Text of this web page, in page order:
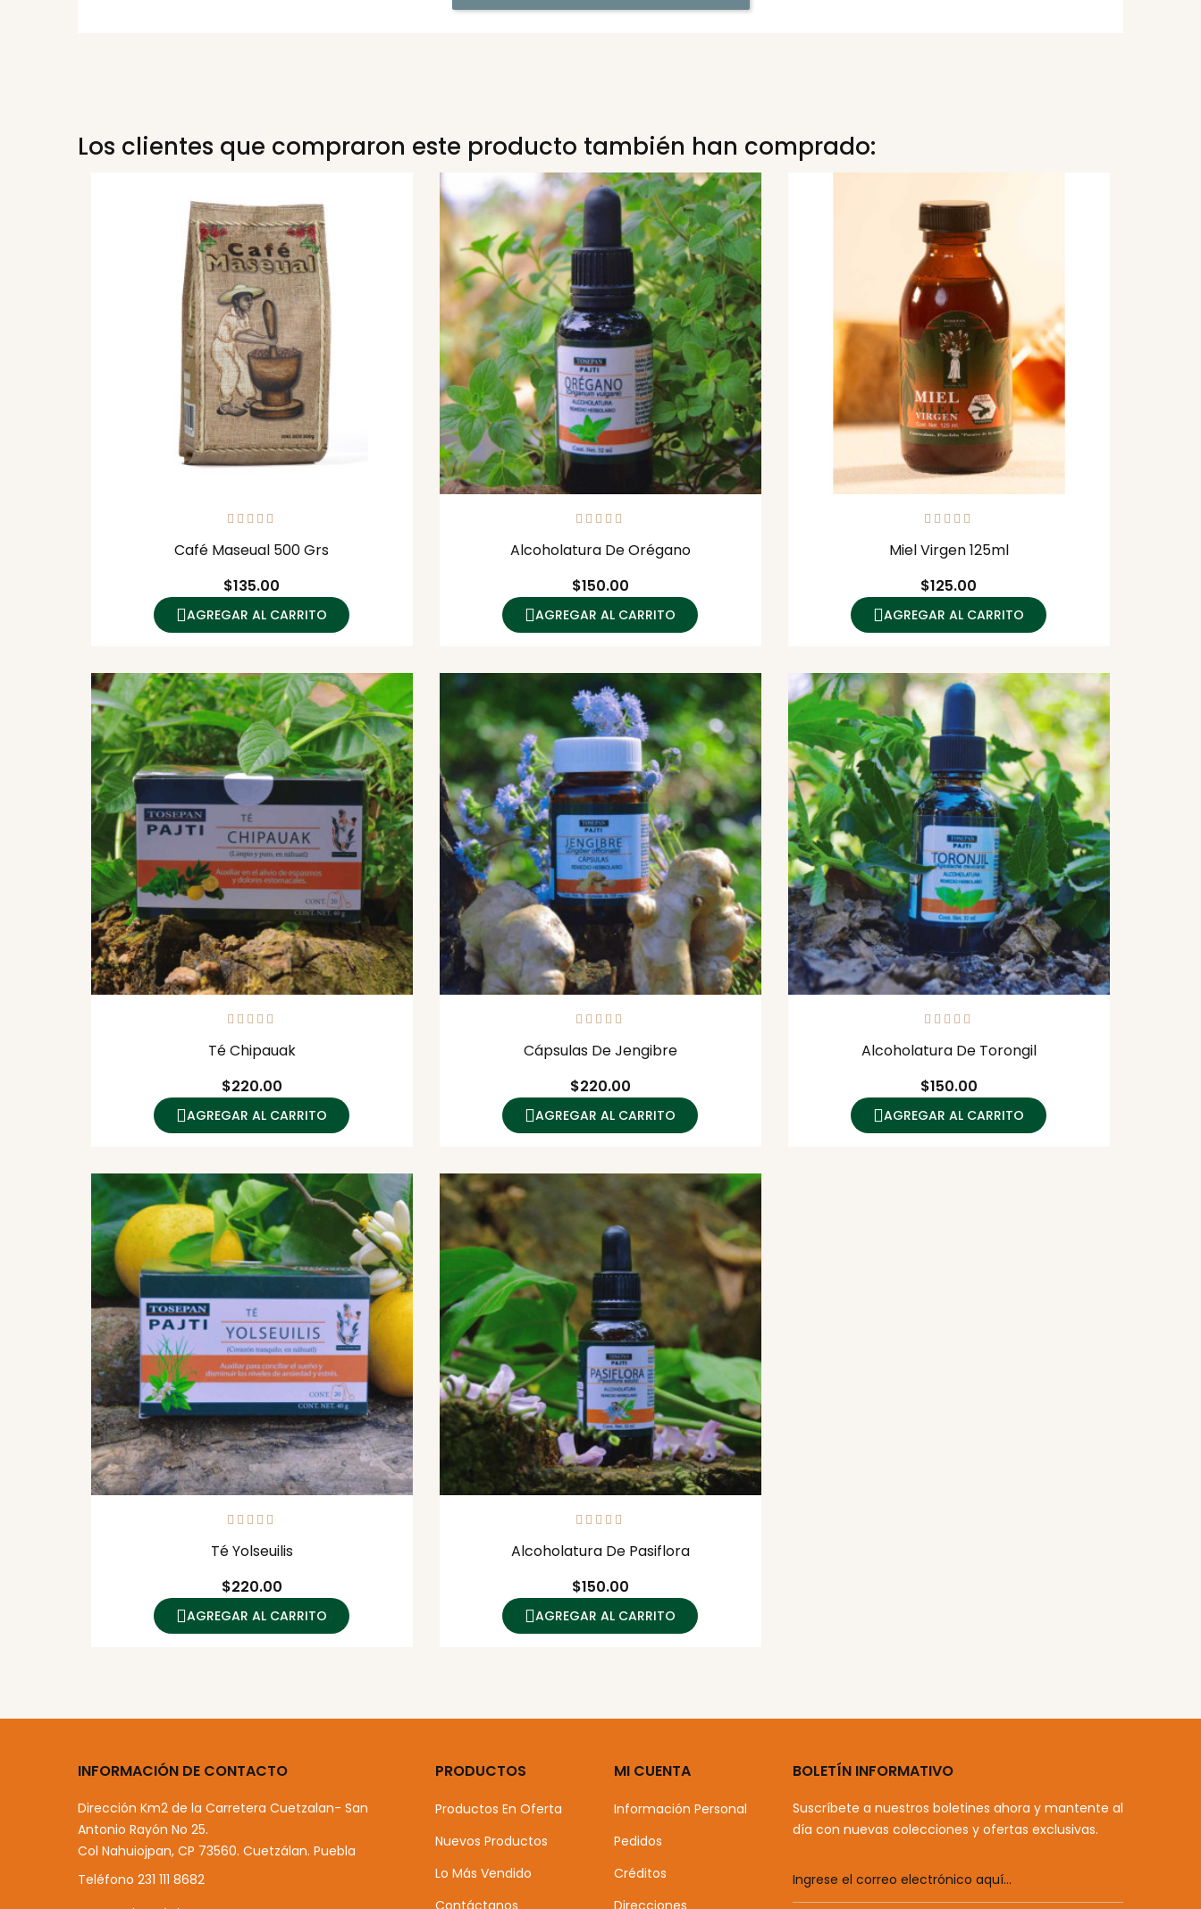
Los clientes que compraron este producto también han comprado:
Café Maseual 500 Grs
Precio
$135.00
AGREGAR AL CARRITO
Alcoholatura De Orégano
Precio
$150.00
AGREGAR AL CARRITO
Miel Virgen 125ml
Precio
$125.00
AGREGAR AL CARRITO
Té Chipauak
Precio
$220.00
AGREGAR AL CARRITO
Cápsulas De Jengibre
Precio
$220.00
AGREGAR AL CARRITO
Alcoholatura De Torongil
Precio
$150.00
AGREGAR AL CARRITO
Té Yolseuilis
Precio
$220.00
AGREGAR AL CARRITO
Alcoholatura De Pasiflora
Precio
$150.00
AGREGAR AL CARRITO
INFORMACIÓN DE CONTACTO
Dirección Km2 de la Carretera Cuetzalan- San
Antonio Rayón No 25.
Col Nahuiojpan, CP 73560. Cuetzálan. Puebla
Teléfono 231 111 8682
PRODUCTOS
Productos En Oferta
Nuevos Productos
Lo Más Vendido
Contáctanos
MI CUENTA
Información Personal
Pedidos
Créditos
Direcciones
BOLETÍN INFORMATIVO
Suscríbete a nuestros boletines ahora y mantente al
día con nuevas colecciones y ofertas exclusivas.